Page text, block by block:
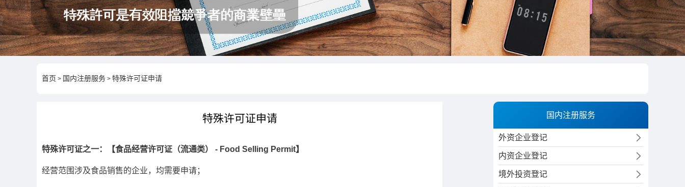
首页 > 国内注册服务 > 特殊许可证申请
特殊许可证申请
特殊许可证之一：【食品经营许可证（流通类） - Food Selling Permit】
经营范围涉及食品销售的企业，均需要申请；
国内注册服务
外资企业登记
内资企业登记
境外投资登记